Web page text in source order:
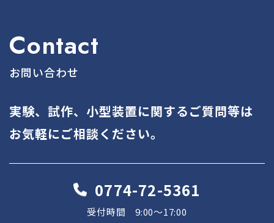
Contact
お問い合わせ
実験、試作、小型装置に関するご質問等は
お気軽にご相談ください。
0774-72-5361
受付時間 9:00～17:00